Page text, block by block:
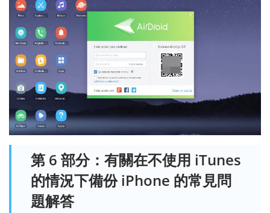
第 6 部分：有關在不使用 iTunes
的情況下備份 iPhone 的常見問
題解答